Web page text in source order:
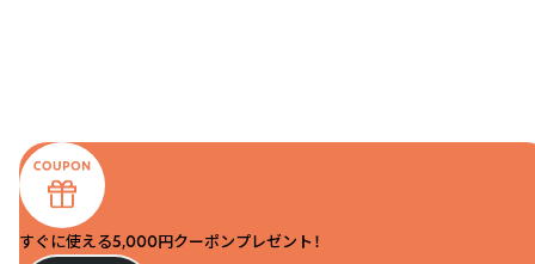
すぐに使える5,000円クーポンプレゼント！